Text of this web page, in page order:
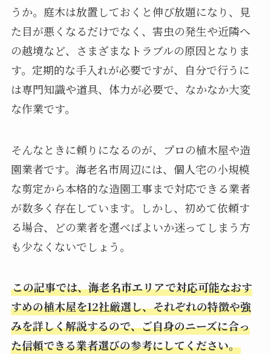
うか。庭木は放置しておくと伸び放題になり、見
た目が悪くなるだけでなく、害虫の発生や近隣へ
の越境など、さまざまなトラブルの原因となりま
す。定期的な手入れが必要ですが、自分で行うに
は専門知識や道具、体力が必要で、なかなか大変
な作業です。
そんなときに頼りになるのが、プロの植木屋や造
園業者です。海老名市周辺には、個人宅の小規模
な剪定から本格的な造園工事まで対応できる業者
が数多く存在しています。しかし、初めて依頼す
る場合、どの業者を選べばよいか迷ってしまう方
も少なくないでしょう。
この記事では、海老名市エリアで対応可能なおす
すめの植木屋を12社厳選し、それぞれの特徴や強
みを詳しく解説するので、ご自身のニーズに合っ
た信頼できる業者選びの参考にしてください。